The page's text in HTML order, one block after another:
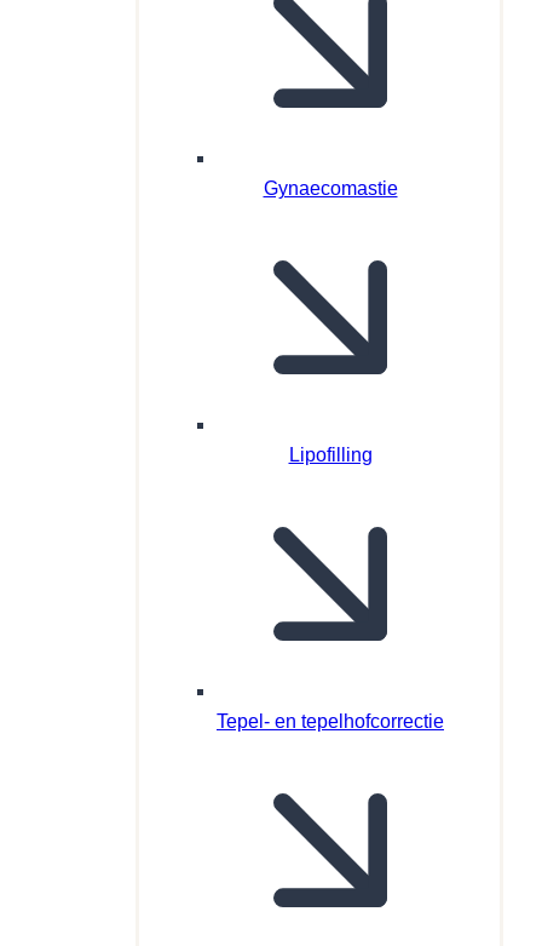
Gynaecomastie
Lipofilling
Tepel- en tepelhofcorrectie